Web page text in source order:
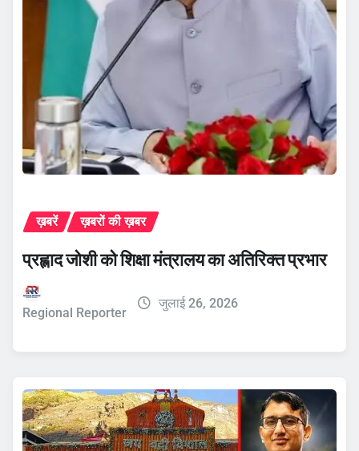
ख़बरें ख़बरों की ख़बर
प्रह्लाद जोशी को शिक्षा मंत्रालय का अतिरिक्त प्रभार
Regional Reporter
जुलाई 26, 2026